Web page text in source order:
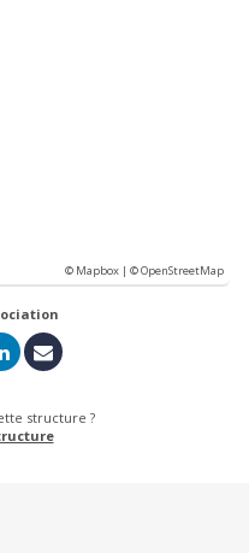
© Mapbox |© OpenStreetMap
structure ?